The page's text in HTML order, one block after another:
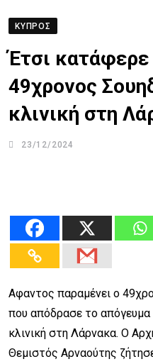
ΚΎΠΡΟΣ
Έτσι
49χρονος
κλινική στη
23/12/2024
Αφαντος παραμένει ο
που απόδρασε το απόγευμα
κλινική στη Λάρνακα. Ο
Θεμιστός Αρναούτης